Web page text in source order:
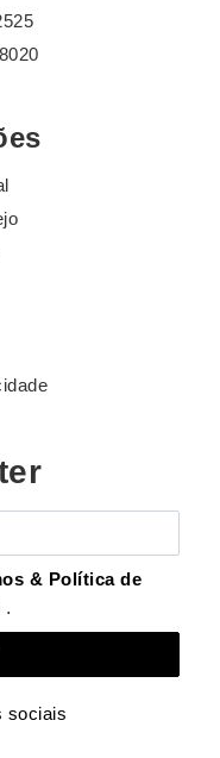
& Política de
.
sociais